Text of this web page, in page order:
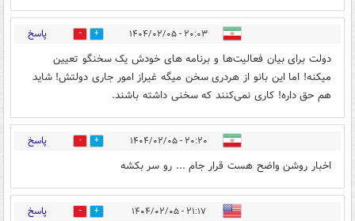
۲۰:۰۳ - ۱۴۰۴/۰۲/۰۵ 1 پاسخ
دولت برای بیان فعالیت‌ها و برنامه های خودش یک سخنگو تعیین
میکنه! اما این بانو از هردری سخن میگه غیراز امور جاری دولتش! شاید
هم حق داره! کاری نمی‌کنند که سخنی داشته باشند.
۲۰:۲۰ - ۱۴۰۴/۰۲/۰۵ 2 پاسخ
اخبار روشن واضح هست قرار جام ... رو سر بکشه
۲۱:۱۷ - ۱۴۰۴/۰۲/۰۵ 1 پاسخ